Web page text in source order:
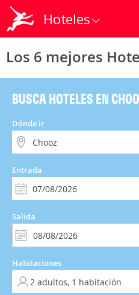
Hoteles
Los 6 mejores
BUSCA HOTELES EN
Dónde ir
Entrada
Salida
Habitaciones